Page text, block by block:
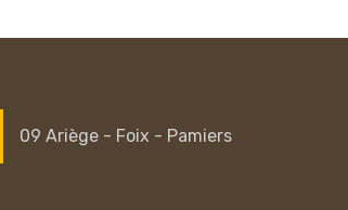
09 Ariège - Foix - Pamiers